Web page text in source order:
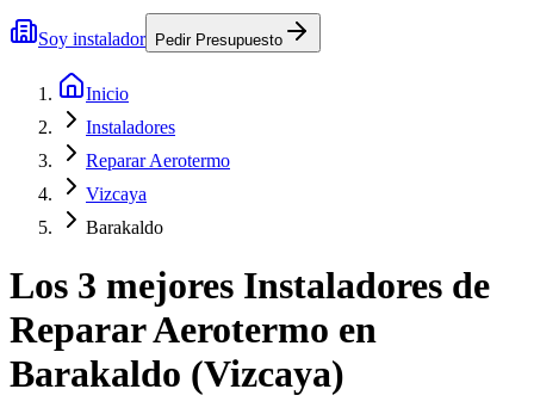
Soy instalador Pedir Presupuesto
Inicio
Instaladores
Reparar Aerotermo
Vizcaya
Barakaldo
Los 3 mejores Instaladores de
Reparar Aerotermo en
Barakaldo (Vizcaya)